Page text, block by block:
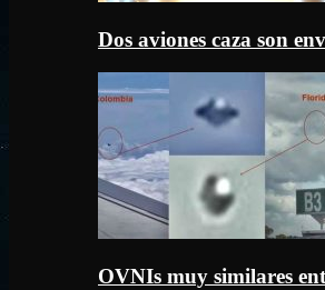
Dos aviones caza son
OVNIs muy similares